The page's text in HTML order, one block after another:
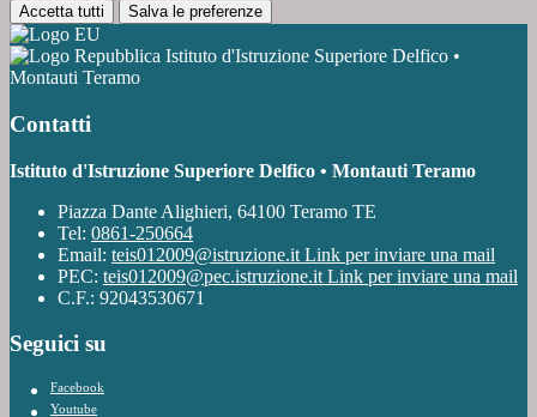
Accetta tutti Salva le preferenze
Istituto d'Istruzione Superiore Delfico •
Montauti Teramo
Contatti
Istituto d'Istruzione Superiore Delfico • Montauti Teramo
Piazza Dante Alighieri, 64100 Teramo TE
Tel: 0861-250664
Email: teis012009@istruzione.it Link per inviare una mail
PEC: teis012009@pec.istruzione.it Link per inviare una mail
C.F.: 92043530671
Seguici su
Facebook
Youtube